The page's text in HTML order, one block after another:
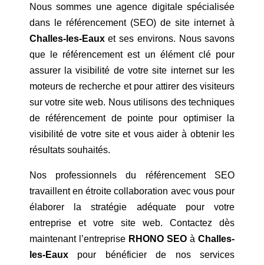
Nous sommes une agence digitale spécialisée
dans le référencement (SEO) de site internet à
Challes-les-Eauxet ses environs. Nous savons
que le référencement est un élément clé pour
assurer la visibilité de votre site internet sur les
moteurs de recherche et pour attirer des visiteurs
sur votre site web. Nous utilisons des techniques
de référencement de pointe pour optimiser la
visibilité de votre site et vous aider à obtenir les
résultats souhaités.
Nos professionnels du référencement SEO
travaillent en étroite collaboration avec vous pour
élaborer la stratégie adéquate pour votre
entreprise et votre site web. Contactez dès
maintenant l’entreprise RHONO SEO àChalles-
les-Eauxpour bénéficier de nos services